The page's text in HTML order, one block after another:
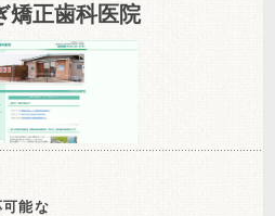
矯正歯科医院
能な